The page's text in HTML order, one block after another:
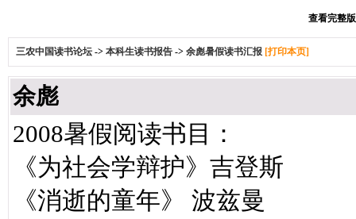
查看完整
三农中国读书论坛 -> 本科生读书报告 -> 余彪暑假读书汇报 [打印本页]
余彪
2008暑假阅读书目：
《为社会学辩护》吉登斯
《消逝的童年》 波兹曼